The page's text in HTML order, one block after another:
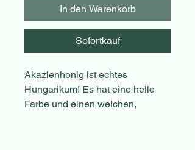
In den Warenkorb
Sofortkauf
Akazienhonig ist echtes
Hungarikum! Es hat eine helle
Farbe und einen weichen,